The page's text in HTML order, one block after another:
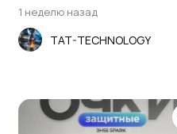
Фрезеровка
1 неделю назад
TAT-TECHNOLOGY